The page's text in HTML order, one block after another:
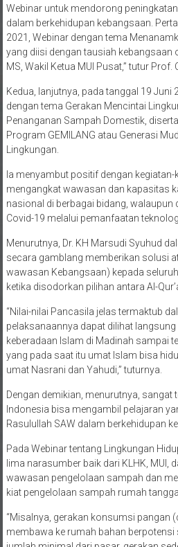
Webinar untuk mendorong
dalam berkehidupan kebangsaan.
2021, Webinar dengan tema
yang diisi dengan tausiah kebangsaan
MS, Wakil Ketua MUI Pusat,” tutur Prof.
Kedua, lanjutnya, pada tanggal 19 Juni
dengan tema Gerakan Mencintai
Penanganan Sampah Domestik,
Program GEMILANG atau Generasi
Lingkungan.
Ia menyambut positif dengan kegiatan-
mengangkat wawasan dan kapasitas
nasional di berbagai bidang, walaupun
Covid-19 melalui pemanfaatan
Menurutnya, Dr. KH Marsudi Syuhud
secara gamblang memberikan solusi
wawasan Kebangsaan) kepada
ketika disodorkan pilihan antara Al-
“Nilai-nilai Pancasila jelas termaktub
pelaksanaannya dapat dilihat
keberadaan Islam di Madinah sampai
yang pada saat itu umat Islam bisa
umat Nasrani dan Yahudi,” tuturnya.
Dengan demikian, menurutnya, sangat
Indonesia bisa mengambil pelajaran
Rasulullah SAW dalam berkehidupan
Pada Webinar tentang Lingkungan
lima narasumber baik dari KLHK, MUI,
wawasan pengelolaan sampah dan
kiat pengelolaan sampah rumah tangga.
“Misalnya, gerakan konsumsi pangan
membawa ke rumah bahan